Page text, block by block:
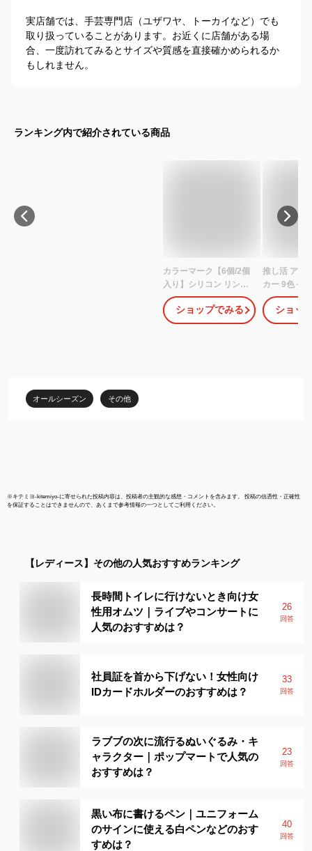
実店舗では、手芸専門店（ユザワヤ、トーカイなど）でも
取り扱っていることがあります。お近くに店舗がある場
合、一度訪れてみるとサイズや質感を直接確かめられるか
もしれません。
ランキング内で紹介されている商品
カラーマーク【6個/2個
入り】シリコン リング
ゴム 指輪 アンブレラマ
ーカー 傘 杖 目印 傘マー
カー チャーム カニカン
ショップでみる
推し活 アン
カー 9色＋
シリコンリ
杖 リップ マ
ーカー ハン
ショッ
オールシーズン その他
※キテミヨ-kitemiyo-に寄せられた投稿内容は、投稿者の主観的な感想・コメントを含みます。 投稿の信憑性・正確性
を保証することはできませんので、あくまで参考情報の一つとしてご利用ください。
【レディース】 その他の人気おすすめランキング
長時間トイレに行けないとき向け女
性用オムツ｜ライブやコンサートに
人気のおすすめは？
26
回答
社員証を首から下げない！女性向け
IDカードホルダーのおすすめは？
33
回答
ラブブの次に流行るぬいぐるみ・キ
ャラクター｜ポップマートで人気の
おすすめは？
23
回答
黒い布に書けるペン｜ユニフォーム
のサインに使える白ペンなどのおす
すめは？
40
回答